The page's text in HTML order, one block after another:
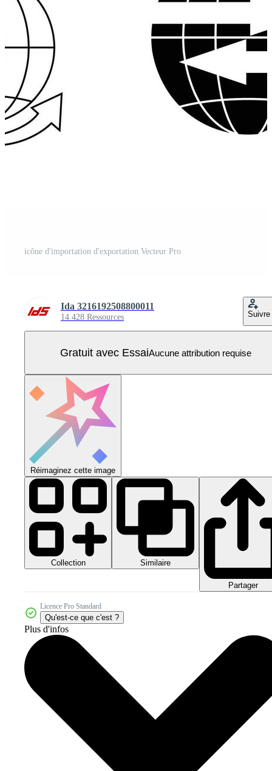
icône d'importation d'exportation Vecteur Pro
Ida 3216192508800011
14 428 Ressources Suivre
Gratuit avec EssaiAucune attribution requise
Réimaginez cette image
Collection Similaire
Partager
Licence Pro Standard
Qu'est-ce que c'est ?
Plus d'infos